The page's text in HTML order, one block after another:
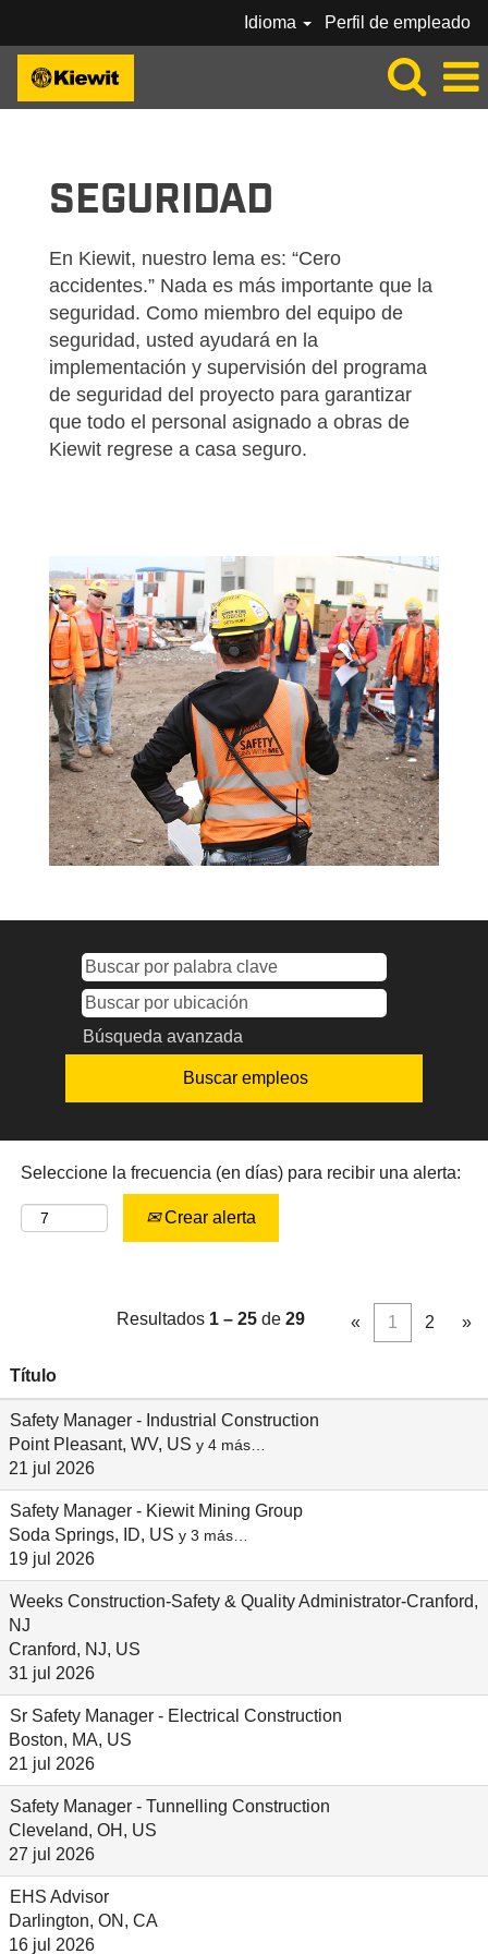
Idioma Perfil de empleado
SEGURIDAD
En Kiewit, nuestro lema es: “Cero
accidentes.” Nada es más importante que la
seguridad. Como miembro del equipo de
seguridad, usted ayudará en la
implementación y supervisión del programa
de seguridad del proyecto para garantizar
que todo el personal asignado a obras de
Kiewit regrese a casa seguro.
Búsqueda avanzada
Seleccione la frecuencia (en días) para recibir una alerta:
Crear alerta
Resultados 1 – 25 de 29 « 1 2 »
Título
Safety Manager - Industrial Construction
Point Pleasant, WV, US y 4 más…
21 jul 2026
Safety Manager - Kiewit Mining Group
Soda Springs, ID, US y 3 más…
19 jul 2026
Weeks Construction-Safety & Quality Administrator-Cranford,
NJ
Cranford, NJ, US
31 jul 2026
Sr Safety Manager - Electrical Construction
Boston, MA, US
21 jul 2026
Safety Manager - Tunnelling Construction
Cleveland, OH, US
27 jul 2026
EHS Advisor
Darlington, ON, CA
16 jul 2026